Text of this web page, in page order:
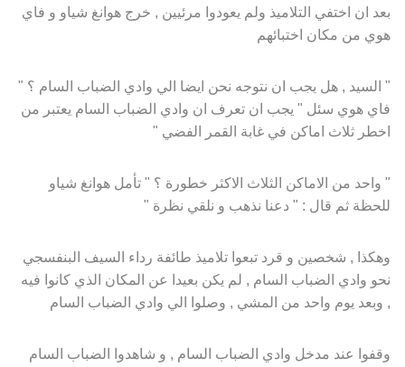
بعد ان اختفي التلاميذ ولم يعودوا مرئيين , خرج هوانغ شياو و فاي
هوي من مكان اختبائهم
" السيد , هل يجب ان نتوجه نحن ايضا الي وادي الضباب السام ؟ "
فاي هوي سئل " يجب ان تعرف ان وادي الضباب السام يعتبر من
اخطر ثلاث اماكن في غابة القمر الفضي "
" واحد من الاماكن الثلاث الاكثر خطورة ؟ " تأمل هوانغ شياو
للحظة ثم قال : " دعنا نذهب و نلقي نظرة "
وهكذا , شخصين و قرد تبعوا تلاميذ طائفة رداء السيف البنفسجي
نحو وادي الضباب السام , لم يكن بعيدا عن المكان الذي كانوا فيه
, وبعد يوم واحد من المشي , وصلوا الي وادي الضباب السام
وقفوا عند مدخل وادي الضباب السام , و شاهدوا الضباب السام